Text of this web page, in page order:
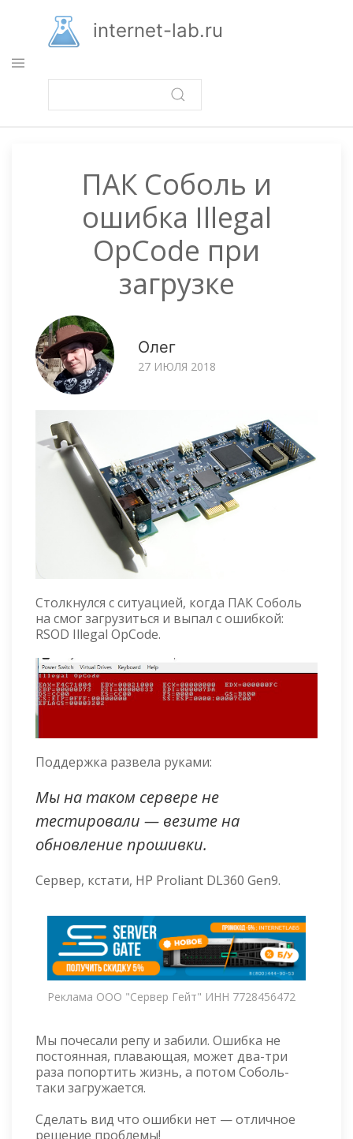
основному
содержанию
internet-lab.ru
ПАК Соболь и
ошибка Illegal
OpCode при
загрузке
Олег
27 ИЮЛЯ 2018
Столкнулся с ситуацией, когда ПАК Соболь
на смог загрузиться и выпал с ошибкой:
RSOD Illegal OpCode.
Поддержка развела руками:
Мы на таком сервере не
тестировали — везите на
обновление прошивки.
Сервер, кстати, HP Proliant DL360 Gen9.
Реклама ООО "Сервер Гейт" ИНН 7728456472
Мы почесали репу и забили. Ошибка не
постоянная, плавающая, может два-три
раза попортить жизнь, а потом Соболь-
таки загружается.
Сделать вид что ошибки нет — отличное
решение проблемы!